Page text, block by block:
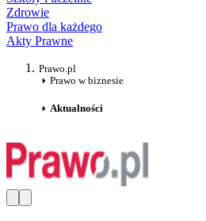
Zdrowie
Prawo dla każdego
Akty Prawne
Prawo.pl
Prawo w biznesie
Aktualności